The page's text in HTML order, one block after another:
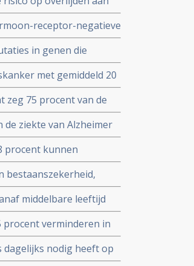
receptor-negatieve
in genen die
met gemiddeld 20
zeg 75 procent van de
ziekte van Alzheimer
procent kunnen
bestaanszekerheid,
middelbare leeftijd
en ouder
verminderen in
dagelijks nodig heeft op